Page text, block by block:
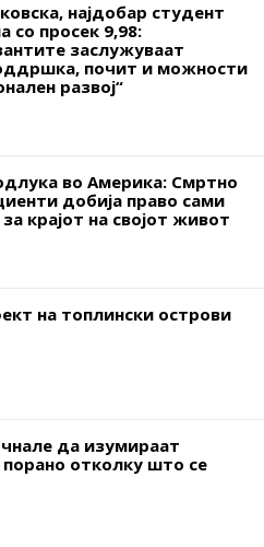
најдобар студент
со просек 9,98:
заслужуваат
почит и можности
развој“
во Америка: Смртно
добија право сами
крајот на својот живот
на топлински острови
да изумираат
отколку што се